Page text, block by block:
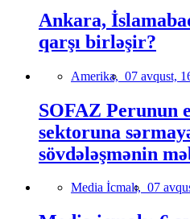
Ankara,
qarşı birləşir?
Amerika, 07 avqust,
SOFAZ Perunun
sektoruna
sövdələşmənin
Media İcmalı, 07